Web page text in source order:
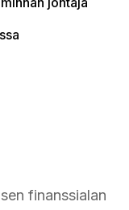
finanssialan